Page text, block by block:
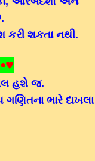
કરી શકતા નથી.
હશે જ.
ભારે દાખલા